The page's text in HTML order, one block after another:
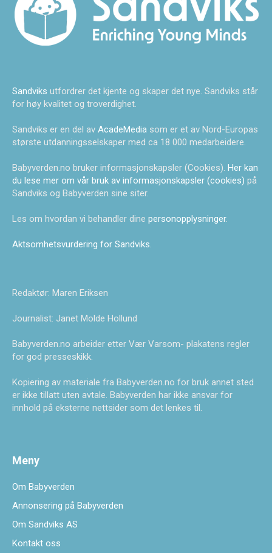
Sandviks utfordrer det kjente og skaper det nye. Sandviks står
for høy kvalitet og troverdighet.
Sandviks er en del av AcadeMedia som er et av Nord-Europas
største utdanningsselskaper med ca 18 000 medarbeidere.
Babyverden.no bruker informasjonskapsler (Cookies). Her kan
du lese mer om vår bruk av informasjonskapsler (cookies) på
Sandviks og Babyverden sine siter.
Les om hvordan vi behandler dine personopplysninger.
Aktsomhetsvurdering for Sandviks
Redaktør: Maren Eriksen
Journalist: Janet Molde Hollund
Babyverden.no arbeider etter Vær Varsom- plakatens regler
for god presseskikk.
Kopiering av materiale fra Babyverden.no for bruk annet sted
er ikke tillatt uten avtale. Babyverden har ikke ansvar for
innhold på eksterne nettsider som det lenkes til.
Meny
Om Babyverden
Annonsering på Babyverden
Om Sandviks AS
Kontakt oss